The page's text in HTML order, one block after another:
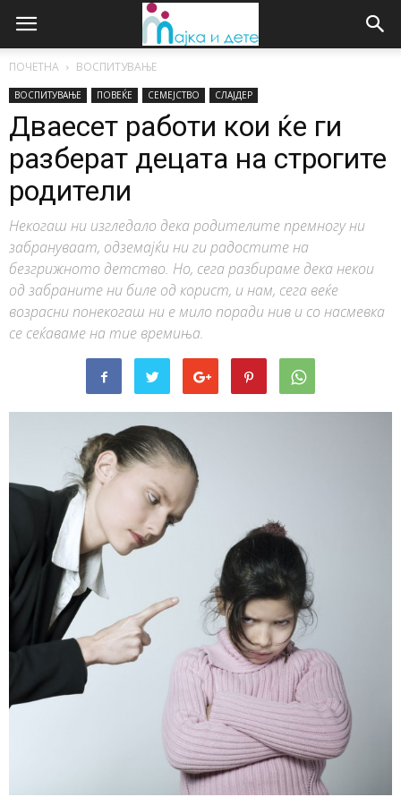
ПОЧЕТНА ВОСПИТУВАЊЕ
ВОСПИТУВАЊЕ ПОВЕЌЕ СЕМЕЈСТВО СЛАЈДЕР
Дваесет работи кои ќе ги
разберат децата на строгите
родители
Некогаш ни изгледало дека родителите премногу ни
забрануваат, одземајќи ни ги радостите на
безгрижното детство. Но, сега разбираме дека некои
од забраните ни биле од корист, и нам, сега веќе
возрасни понекогаш ни е мило поради нив и со насмевка
се сеќаваме на тие времиња.